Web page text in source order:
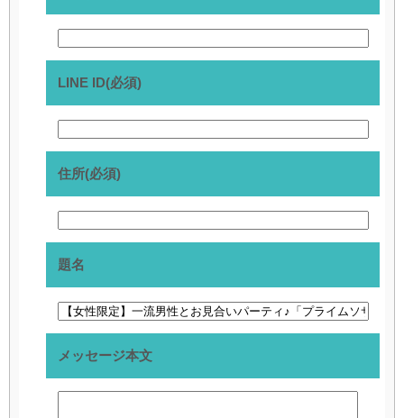
LINE ID(必須)
住所(必須)
題名
メッセージ本文